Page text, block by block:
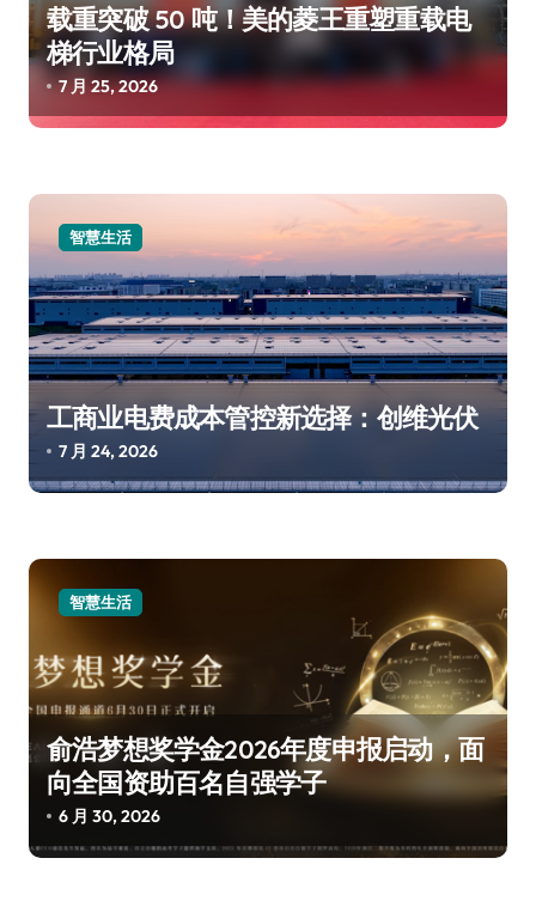
载重突破 50 吨！美的菱王重塑重载电
梯行业格局
7 月 25, 2026
智慧生活
工商业电费成本管控新选择：创维光伏
7 月 24, 2026
智慧生活
俞浩梦想奖学金2026年度申报启动，面
向全国资助百名自强学子
6 月 30, 2026